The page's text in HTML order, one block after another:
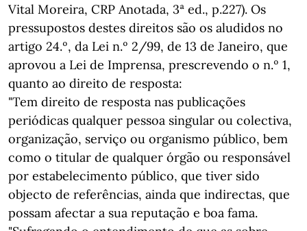
Vital Moreira, CRP Anotada, 3ª ed., p.227). Os
pressupostos destes direitos são os aludidos no
artigo 24.º, da Lei n.º 2/99, de 13 de Janeiro, que
aprovou a Lei de Imprensa, prescrevendo o n.º 1,
quanto ao direito de resposta:
"Tem direito de resposta nas publicações
periódicas qualquer pessoa singular ou colectiva,
organização, serviço ou organismo público, bem
como o titular de qualquer órgão ou responsável
por estabelecimento público, que tiver sido
objecto de referências, ainda que indirectas, que
possam afectar a sua reputação e boa fama.